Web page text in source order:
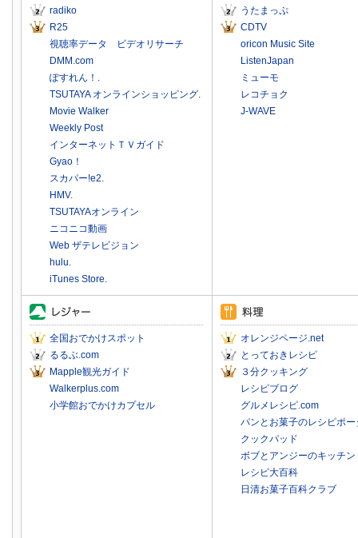
radiko
R25
視聴率データ ビデオリサーチ
DMM.com
ぽすれん！.
TSUTAYA オンラインショッピング.
Movie Walker
Weekly Post
インターネットＴＶガイド
Gyao！
スカパー!e2.
HMV.
TSUTAYAオンライン
ニコニコ動画
Web ザテレビジョン
hulu.
iTunes Store.
うたまっぷ
CDTV
oricon Music Site
ListenJapan
ミューモ
レコチョク
J-WAVE
全国おでかけスポット
るるぶ.com
Mapple観光ガイド
Walkerplus.com
小学館おでかけカプセル
オレンジページ.net
とっておきレシピ
３分クッキング
レシピブログ
グルメレシピ.com
パンとお菓子のレシピポー
クックパッド
ボブとアンジーのキッチン
レシピ大百科
日清お菓子百科クラブ